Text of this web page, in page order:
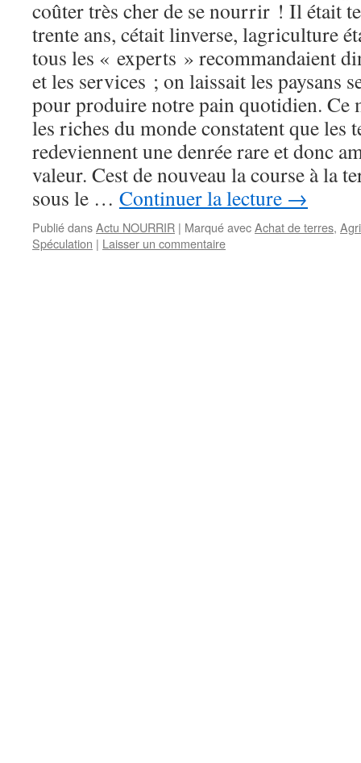
coûter très cher de se nourrir ! Il était
trente ans, cétait linverse, lagriculture
tous les « experts » recommandaient
et les services ; on laissait les paysans
pour produire notre pain quotidien. Ce
les riches du monde constatent que les
redeviennent une denrée rare et donc
valeur. Cest de nouveau la course à la
sous le … Continuer la lecture →
Publié dansActu NOURRIR | Marqué avecAchat de terres,
Spéculation | Laisser un commentaire